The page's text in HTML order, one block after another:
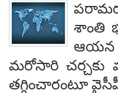
శాంతి
ఆయన
మరోసారి చర్చకు
తగ్గించారంటూ